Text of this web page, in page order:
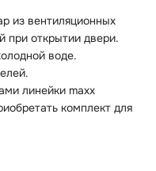
из вентиляционных
при открытии двери.
воде.
линейки maxx
комплект для